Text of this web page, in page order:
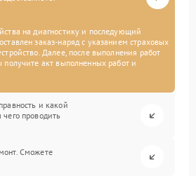
на диагностику и последующий
заказ-наряд с указанием страховых
Далее, после выполнения работ
получите акт выполненных работ и
и какой
проводить
Сможете